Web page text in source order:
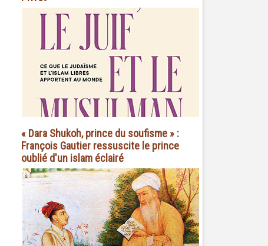
« Dara Shukoh, prince du soufisme » :
François Gautier ressuscite le prince
oublié d'un islam éclairé